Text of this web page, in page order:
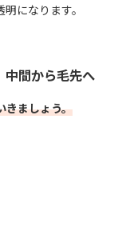
になります。
中間から毛先へ
きましょう。